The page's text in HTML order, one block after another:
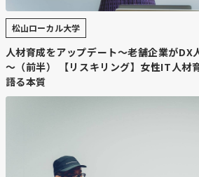
松山ローカル大学
人材育成をアップデート～老舗企業がDX
～（前半） 【リスキリング】女性IT人材
語る本質